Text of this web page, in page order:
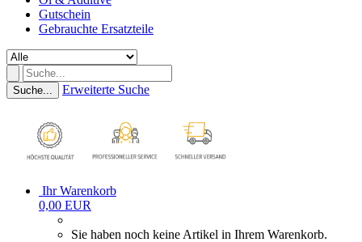
Gutschein
Gebrauchte Ersatzteile
Suche... Erweiterte Suche
Ihr Warenkorb
0,00 EUR
Sie haben noch keine Artikel in Ihrem Warenkorb.